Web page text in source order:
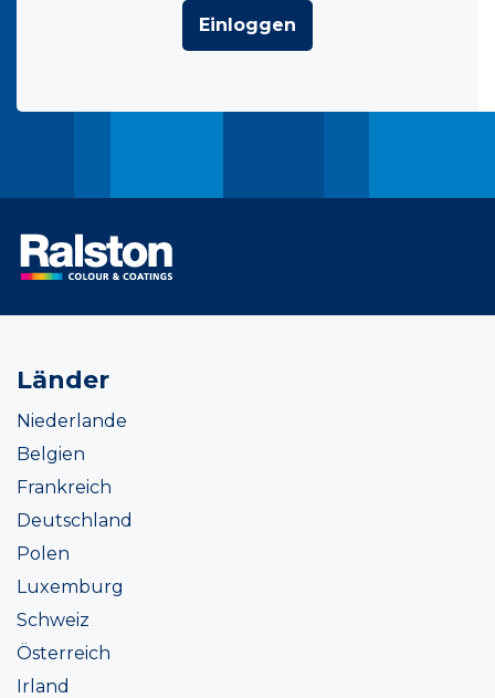
Einloggen
Länder
Niederlande
Belgien
Frankreich
Deutschland
Polen
Luxemburg
Schweiz
Österreich
Irland